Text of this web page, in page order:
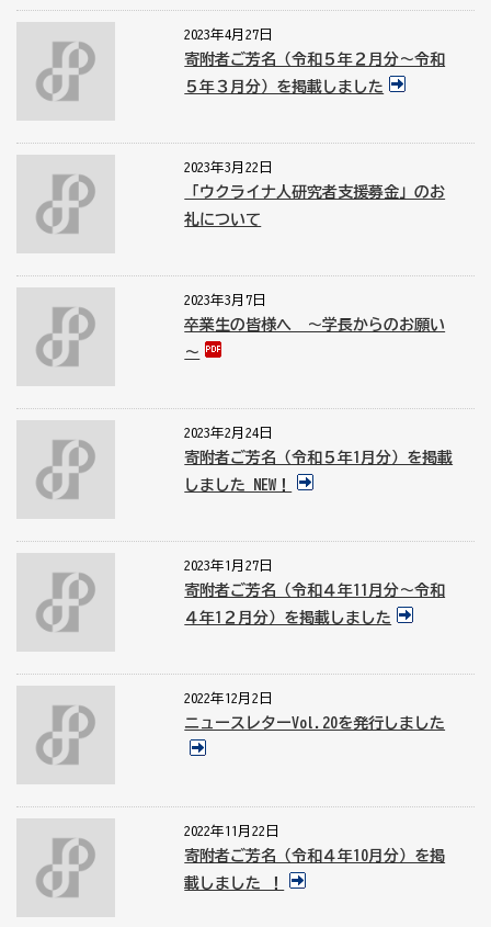
2023年4月27日
寄附者ご芳名（令和５年２月分～令和
５年３月分）を掲載しました
2023年3月22日
「ウクライナ人研究者支援募金」のお
礼について
2023年3月7日
卒業生の皆様へ ～学長からのお願い
～
2023年2月24日
寄附者ご芳名（令和５年1月分）を掲載
しました NEW！
2023年1月27日
寄附者ご芳名（令和４年11月分～令和
４年1２月分）を掲載しました
2022年12月2日
ニュースレターVol.20を発行しました
2022年11月22日
寄附者ご芳名（令和４年10月分）を掲
載しました ！